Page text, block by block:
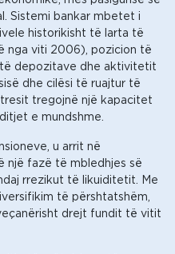
Sistemi bankar mbetet i
historikisht të larta të
nga viti 2006), pozicion të
depozitave dhe aktivitetit
dhe cilësi të ruajtur të
tregojnë një kapacitet
e mundshme.
u arrit në
një fazë të mbledhjes së
rrezikut të likuiditetit. Me
të përshtatshëm,
drejt fundit të vitit